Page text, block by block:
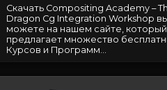
Скачать Compositing Academy –
Dragon Cg Integration Workshop
можете на нашем сайте, который
предлагает множество
Курсов и Программ...